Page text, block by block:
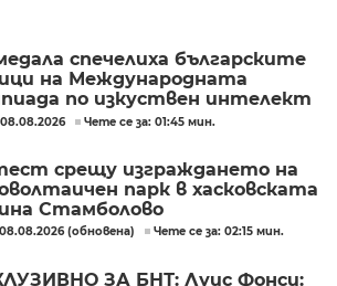
спечелиха българските
на Международната
по изкуствен интелект
Чете се за: 01:45 мин.
срещу изграждането на
парк в хасковската
Стамболово
(обновена) Чете се за: 02:15 мин.
ЗА БНТ: Луис Фонси: